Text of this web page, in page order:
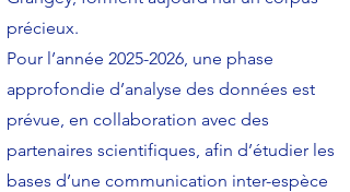
précieux.
Pour l’année 2025-2026, une phase
approfondie d’analyse des données est
prévue, en collaboration avec des
partenaires scientifiques, afin d’étudier les
bases d’une communication inter-espèce